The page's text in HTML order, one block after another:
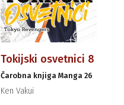
Tokijski osvetnici 8
Čarobna knjiga Manga 26
Ken Vakui